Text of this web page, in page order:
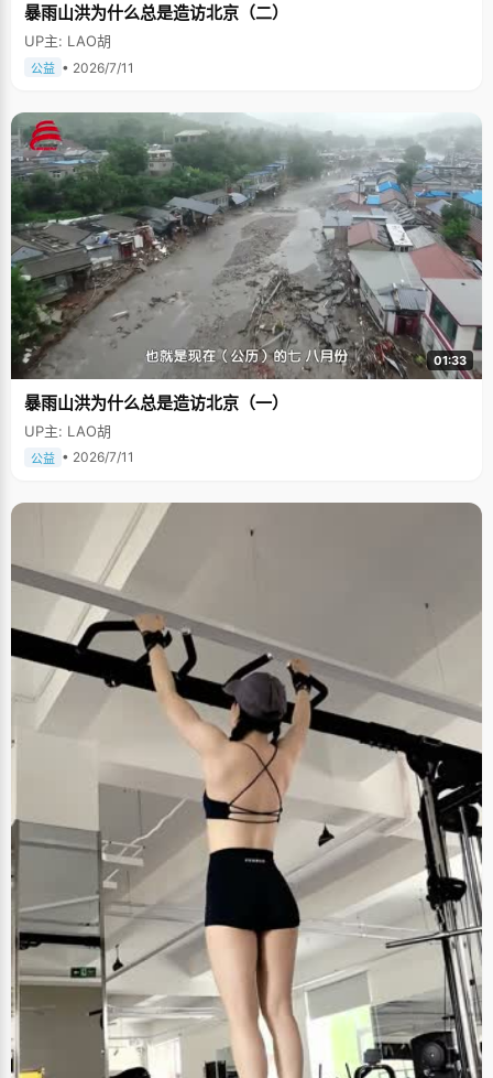
暴雨山洪为什么总是造访北京（二）
UP主: LAO胡
公益 • 2026/7/11
01:33
暴雨山洪为什么总是造访北京（一）
UP主: LAO胡
公益 • 2026/7/11